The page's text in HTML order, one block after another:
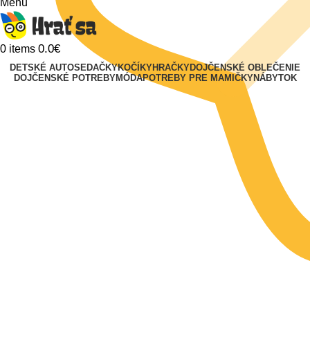
0 items 0.0€
DETSKÉ AUTOSEDAČKYKOČÍKYHRAČKYDOJČENSKÉ OBLEČENIE
DOJČENSKÉ POTREBYMÓDAPOTREBY PRE MAMIČKYNÁBYTOK